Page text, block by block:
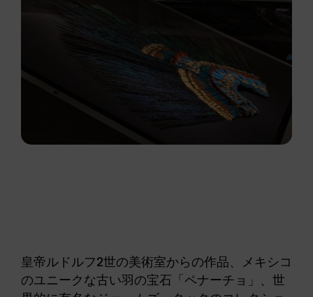
皇帝ルドルフ2世の美術室からの作品、メキシコ
のユニークな古い羽の宝石「ペナーチョ」、世